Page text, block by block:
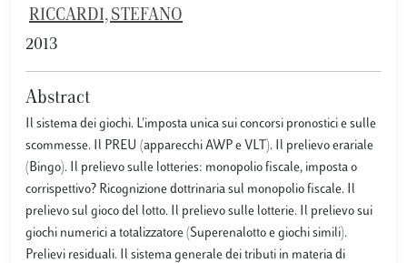
RICCARDI, STEFANO
2013
Abstract
Il sistema dei giochi. L'imposta unica sui concorsi pronostici e sulle
scommesse. Il PREU (apparecchi AWP e VLT). Il prelievo erariale
(Bingo). Il prelievo sulle lotteries: monopolio fiscale, imposta o
corrispettivo? Ricognizione dottrinaria sul monopolio fiscale. Il
prelievo sul gioco del lotto. Il prelievo sulle lotterie. Il prelievo sui
giochi numerici a totalizzatore (Superenalotto e giochi simili).
Prelievi residuali. Il sistema generale dei tributi in materia di